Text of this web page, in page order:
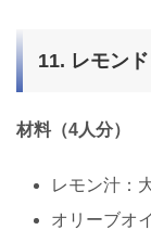
11. レモン
材料（4人分）
レモン汁：
オリーブオ